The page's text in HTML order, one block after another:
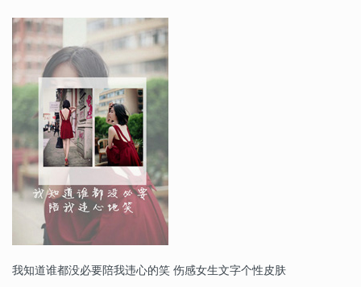
我知道谁都没必要陪我违心的笑 伤感女生文字个性皮肤